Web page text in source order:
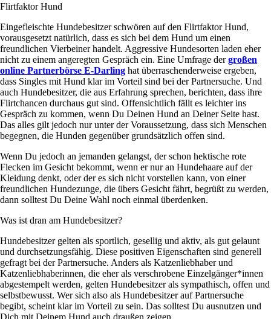
Flirtfaktor Hund
Eingefleischte Hundebesitzer schwören auf den Flirtfaktor Hund,
vorausgesetzt natürlich, dass es sich bei dem Hund um einen
freundlichen Vierbeiner handelt. Aggressive Hundesorten laden eher
nicht zu einem angeregten Gespräch ein. Eine Umfrage dergroßen
online Partnerbörse E-Darling hat überraschenderweise ergeben,
dass Singles mit Hund klar im Vorteil sind bei der Partnersuche. Und
auch Hundebesitzer, die aus Erfahrung sprechen, berichten, dass ihre
Flirtchancen durchaus gut sind. Offensichtlich fällt es leichter ins
Gespräch zu kommen, wenn Du Deinen Hund an Deiner Seite hast.
Das alles gilt jedoch nur unter der Voraussetzung, dass sich Menschen
begegnen, die Hunden gegenüber grundsätzlich offen sind.
Wenn Du jedoch an jemanden gelangst, der schon hektische rote
Flecken im Gesicht bekommt, wenn er nur an Hundehaare auf der
Kleidung denkt, oder der es sich nicht vorstellen kann, von einer
freundlichen Hundezunge, die übers Gesicht fährt, begrüßt zu werden,
dann solltest Du Deine Wahl noch einmal überdenken.
Was ist dran am Hundebesitzer?
Hundebesitzer gelten als sportlich, gesellig und aktiv, als gut gelaunt
und durchsetzungsfähig. Diese positiven Eigenschaften sind generell
gefragt bei der Partnersuche. Anders als Katzenliebhaber und
Katzenliebhaberinnen, die eher als verschrobene Einzelgänger*innen
abgestempelt werden, gelten Hundebesitzer als sympathisch, offen und
selbstbewusst. Wer sich also als Hundebesitzer auf Partnersuche
begibt, scheint klar im Vorteil zu sein. Das solltest Du ausnutzen und
Dich mit Deinem Hund auch draußen zeigen.